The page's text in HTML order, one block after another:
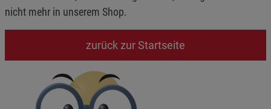
nicht mehr in unserem Shop.
zurück zur Startseite